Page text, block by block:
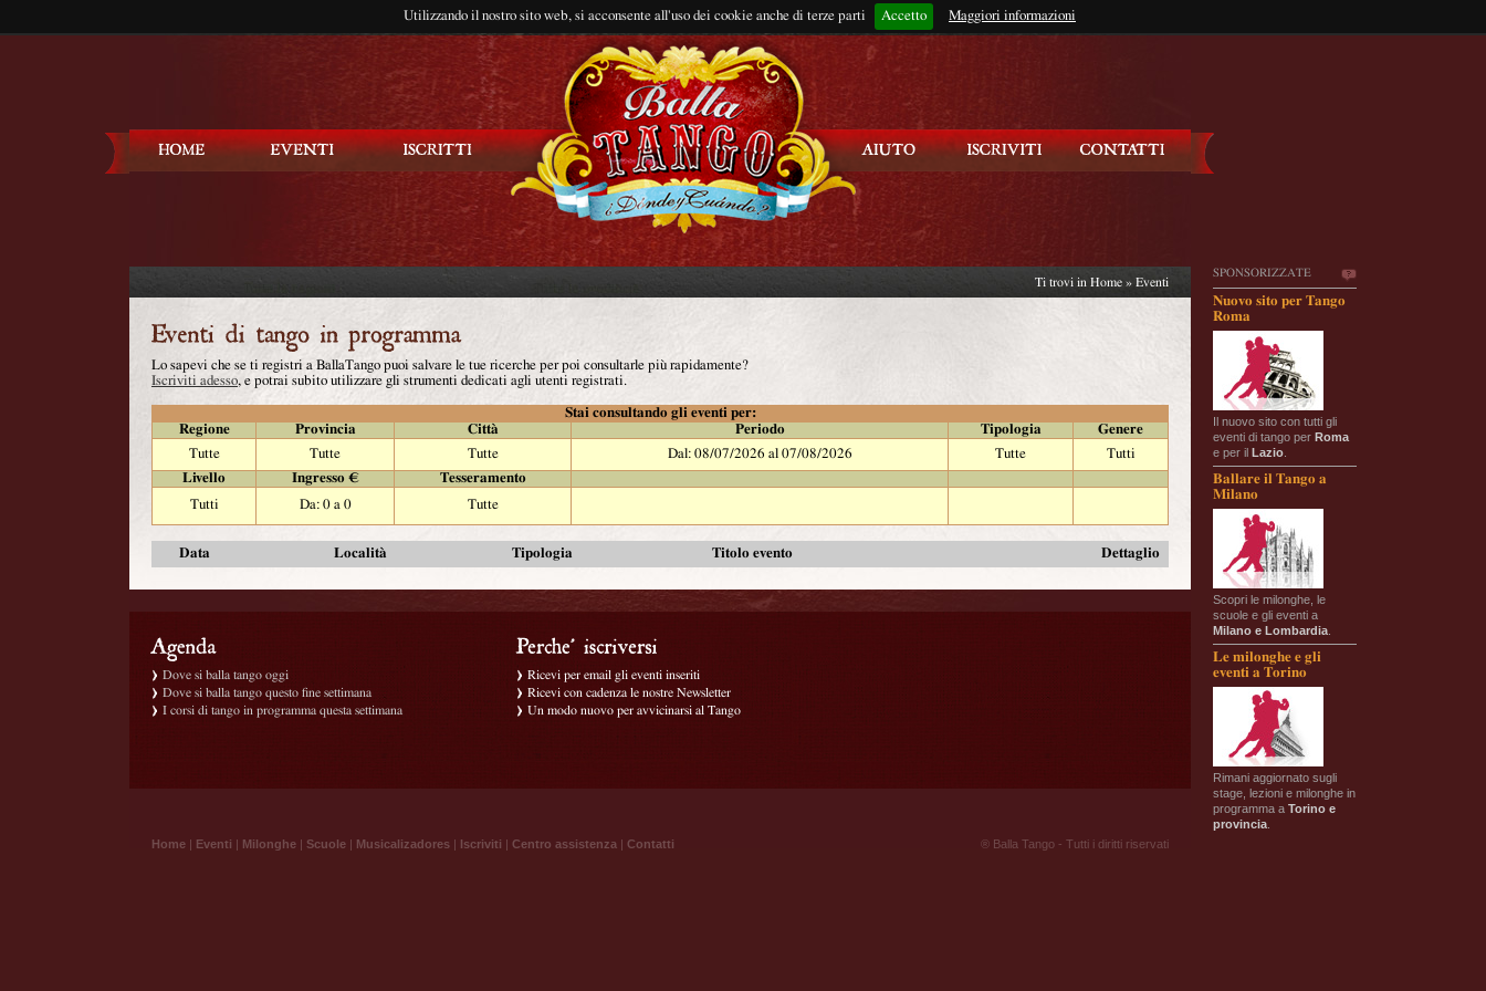
Utilizzando il nostro sito web, si acconsente all'uso dei cookie anche di terze parti Accetto Maggiori informazioni
Rimani connesso?
SPONSORIZZATE
Nuovo sito per Tango
Roma
Il nuovo sito con tutti gli
eventi di tango per Roma
e per il Lazio
Ballare il Tango a
Milano
Scopri le milonghe, le
scuole e gli eventi a
Milano e Lombardia
Le milonghe e gli
eventi a Torino
Rimani aggiornato sugli
stage, lezioni e milonghe in
programma a Torino e
provincia
Ti trovi in Home » Eventi
Lo sapevi che se ti registri a BallaTango puoi salvare le tue ricerche per poi consultarle più rapidamente?
Iscriviti adesso, e potrai subito utilizzare gli strumenti dedicati agli utenti registrati.
Stai consultando gli eventi per:
Regione
Provincia Città Periodo Tipologia
Genere
Tutte
Tutte Tutte Dal: 08/07/2026 al 07/08/2026 Tutte
Tutti
Livello
Ingresso €
Tesseramento
Tutti
Da: 0 a 0 Tutte
Data Località Tipologia Titolo evento Dettaglio
Dove si balla tango oggi
Dove si balla tango questo fine settimana
I corsi di tango in programma questa settimana
Ricevi per email gli eventi inseriti
Ricevi con cadenza le nostre Newsletter
Un modo nuovo per avvicinarsi al Tango
Home | Eventi | Milonghe | Scuole | Musicalizadores | Iscriviti | Centro assistenza | Contatti ® Balla Tango - Tutti i diritti riservati